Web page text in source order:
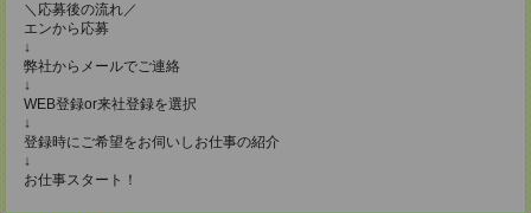
＼応募後の流れ／
エンから応募
↓
弊社からメールでご連絡
↓
WEB登録or来社登録を選択
↓
登録時にご希望をお伺いしお仕事の紹介
↓
お仕事スタート！